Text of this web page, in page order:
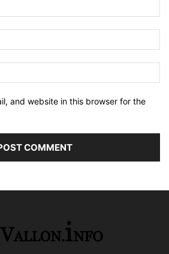
and website in this browser for the